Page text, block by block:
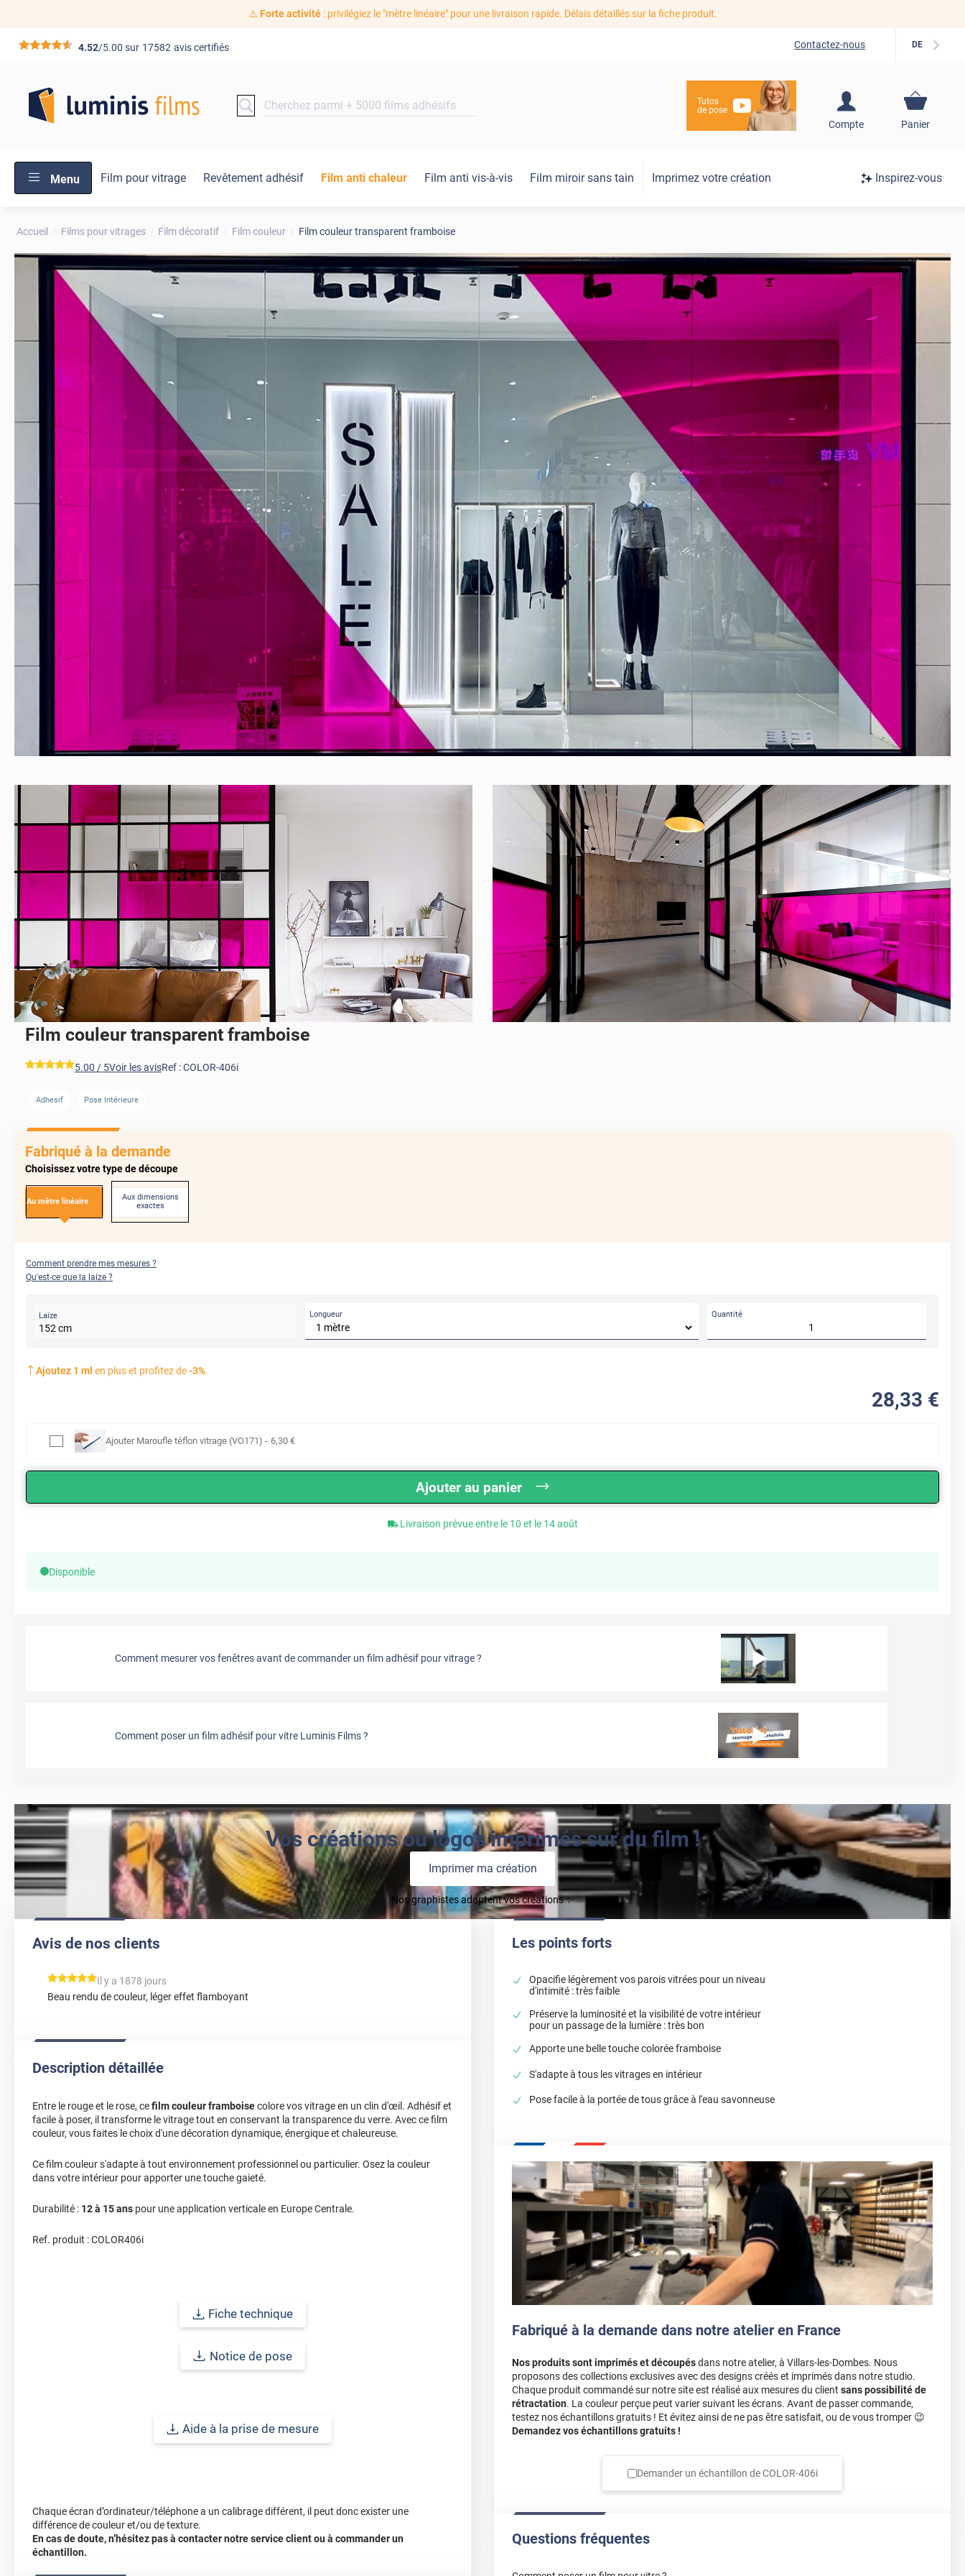
⚠️ Forte activité: privilégiez le "mètre linéaire" pour une livraison rapide. Délais détaillés sur la fiche produit.
*****4.52/5.00 sur 17582 avis certifiés Contactez-nous DE
Tutos
de pose
Compte
S'inscrire / Se
Panier
Menu Film pour vitrage Revêtement adhésif Film anti chaleur Film anti vis-à-vis Film miroir sans tain Imprimez votre création Inspirez-vous
Accueil Films pour vitrages Film décoratif Film couleur Film couleur transparent framboise
Film couleur transparent framboise
*****
5.00 / 5Voir les avisRef :COLOR-406i
Adhesif Pose Intérieure
Fabriqué à la demande
Choisissez votre type de découpe
Au mètre linéaire
Aux dimensions
exactes
Comment prendre mes mesures ?
Qu'est-ce que la laize ?
Laize
152 cm
Longueur Quantité
Ajoutez 1 ml en plus et profitez de-3%
28,33 €
Ajouter Maroufle téflon vitrage (VO171) - 6,30 €
Ajouter au panier
Livraison prévue entre le 10 et le 14 août
Disponible
Comment mesurer vos fenêtres avant de commander un film adhésif pour vitrage ?
Comment poser un film adhésif pour vitre Luminis Films ?
Vos créations ou logos imprimés sur du film !
Imprimer ma création
Nos graphistes adaptent vos créations ✨
Avis de nos clients
*****
Il y a 1878 jours
Beau rendu de couleur, léger effet flamboyant
Description détaillée
Entre le rouge et le rose, cefilm couleur framboisecolore vos vitrage en un clin d'œil. Adhésif et
facile à poser, il transforme le vitrage tout en conservant la transparence du verre. Avec ce film
couleur, vous faites le choix d'une décoration dynamique, énergique et chaleureuse.
Ce film couleur s'adapte à tout environnement professionnel ou particulier. Osez la couleur
dans votre intérieur pour apporter une touche gaieté.
Durabilité : 12 à 15 ans pour une application verticale en Europe Centrale.
Ref. produit :COLOR406i
Fiche technique
Notice de pose
Aide à la prise de mesure
Chaque écran d’ordinateur/téléphone a un calibrage différent, il peut donc exister une
différence de couleur et/ou de texture.
En cas de doute, n’hésitez pas à contacter notre service client ou à commander un
échantillon.
Les points forts
Opacifie légèrement vos parois vitrées pour un niveau
d'intimité : très faible
Préserve la luminosité et la visibilité de votre intérieur
pour un passage de la lumière : très bon
Apporte une belle touche colorée framboise
S'adapte à tous les vitrages en intérieur
Pose facile à la portée de tous grâce à l'eau savonneuse
Fabriqué à la demande dans notre atelier en France
Nos produits sont imprimés et découpésdans notre atelier, à Villars-les-Dombes. Nous
proposons des collections exclusives avec des designs créés et imprimés dans notre studio.
Chaque produit commandé sur notre site est réalisé aux mesures du client sans possibilité de
rétractation. La couleur perçue peut varier suivant les écrans. Avant de passer commande,
testez nos échantillons gratuits ! Et évitez ainsi de ne pas être satisfait, ou de vous tromper 😉
Demandez vos échantillons gratuits !
Demander un échantillon deCOLOR-406i
Questions fréquentes